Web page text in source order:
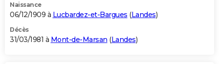
Naissance
06/12/1909 à Lucbardez-et-Bargues (Landes)
Décès
31/03/1981 à Mont-de-Marsan (Landes)